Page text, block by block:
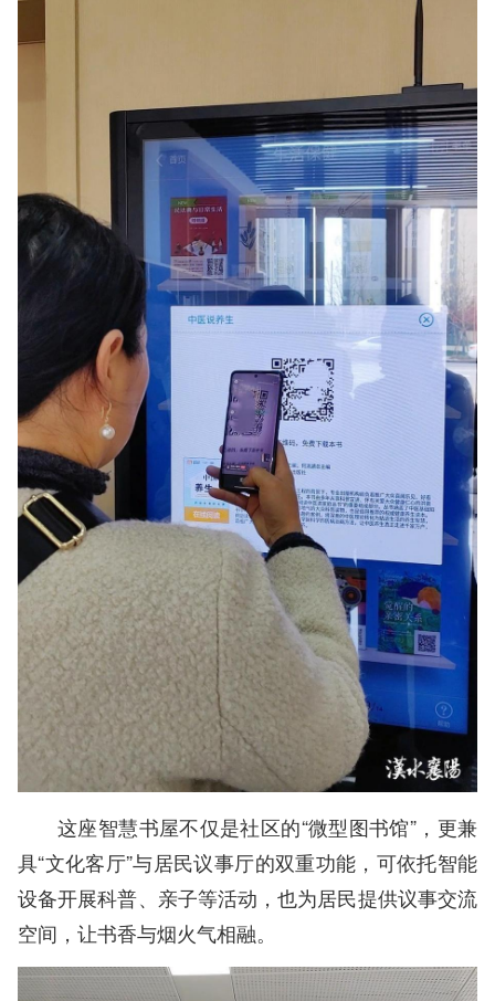
这座智慧书屋不仅是社区的“微型图书馆”，更兼
具“文化客厅”与居民议事厅的双重功能，可依托智能
设备开展科普、亲子等活动，也为居民提供议事交流
空间，让书香与烟火气相融。